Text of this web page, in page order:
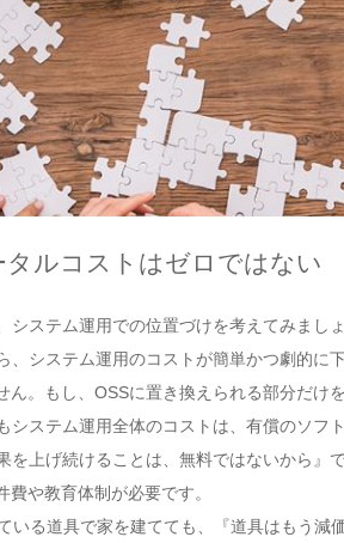
ルコストはゼロではない
ステム運用での位置づけを考えてみましょ
、システム運用のコストが簡単かつ劇的
ん。もし、OSSに置き換えられる部分だ
システム運用全体のコストは、有償のソフ
を上げ続けることは、無料ではないから
や教育体制が必要です。
いる道具で家を建てても、『道具はもう